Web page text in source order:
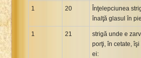
1 20
Înţelepciunea
înalţă glasul în
1 21
strigă unde e
porţi, în cetate,
ei: